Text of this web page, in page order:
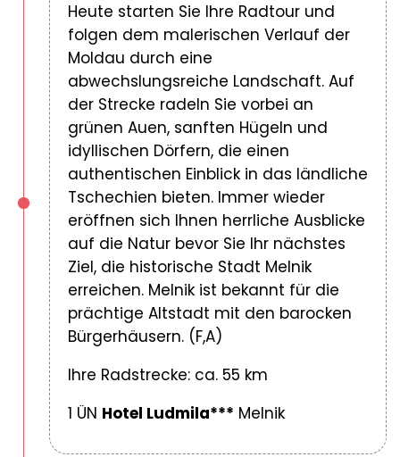
Heute starten Sie Ihre Radtour und
folgen dem malerischen Verlauf der
Moldau durch eine
abwechslungsreiche Landschaft. Auf
der Strecke radeln Sie vorbei an
grünen Auen, sanften Hügeln und
idyllischen Dörfern, die einen
authentischen Einblick in das ländliche
Tschechien bieten. Immer wieder
eröffnen sich Ihnen herrliche Ausblicke
auf die Natur bevor Sie Ihr nächstes
Ziel, die historische Stadt Melnik
erreichen. Melnik ist bekannt für die
prächtige Altstadt mit den barocken
Bürgerhäusern. (F,A)
Ihre Radstrecke: ca. 55 km
1 ÜN Hotel Ludmila*** Melnik